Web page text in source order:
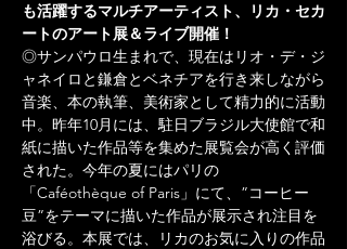
も活躍するマルチアーティスト、リカ・セカ
ートのアート展＆ライブ開催！
◎サンパウロ生まれで、現在はリオ・デ・ジ
ャネイロと鎌倉とベネチアを行き来しながら
音楽、本の執筆、美術家として精力的に活動
中。昨年10月には、駐日ブラジル大使館で和
紙に描いた作品等を集めた展覧会が高く評価
された。今年の夏にはパリの
「Caféothèque of Paris」にて、”コーヒー
豆”をテーマに描いた作品が展示され注目を
浴びる。本展では、リカのお気に入りの作品